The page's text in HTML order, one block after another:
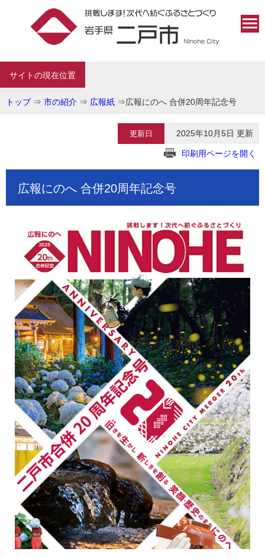
サイトの現在位置
トップ⇒ 市の紹介 ⇒ 広報紙 ⇒広報にのへ 合併20周年記念号
更新日 2025年10月5日 更新
印刷用ページを開く
広報にのへ 合併20周年記念号